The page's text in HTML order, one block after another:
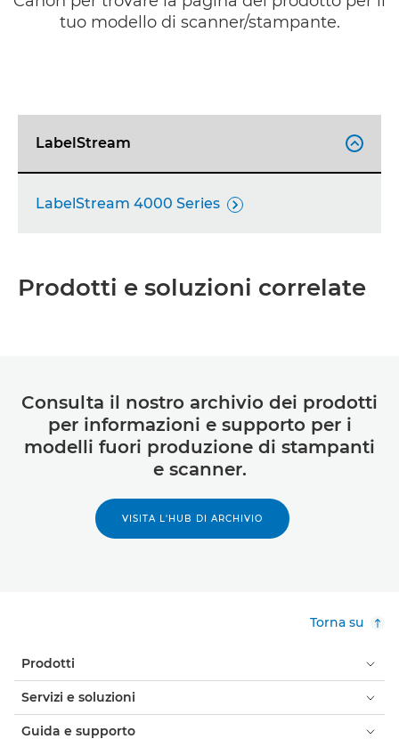
tuo modello di scanner/stampante.
LabelStream 
LabelStream 4000 Series 
Prodotti e soluzioni correlate
Consulta il nostro archivio dei prodotti
per informazioni e supporto per i
modelli fuori produzione di stampanti
e scanner.
VISITA L'HUB DI ARCHIVIO
Torna su
Prodotti
Servizi e soluzioni
Guida e supporto